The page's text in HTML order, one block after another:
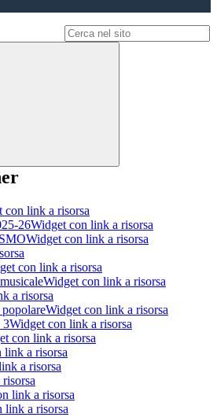
con link a risorsa
Widget con link a risorsa
Widget con link a risorsa
con link a risorsa
Widget con link a risorsa
a risorsa
Widget con link a risorsa
Widget con link a risorsa
con link a risorsa
link a risorsa
a risorsa
link a risorsa
link a risorsa